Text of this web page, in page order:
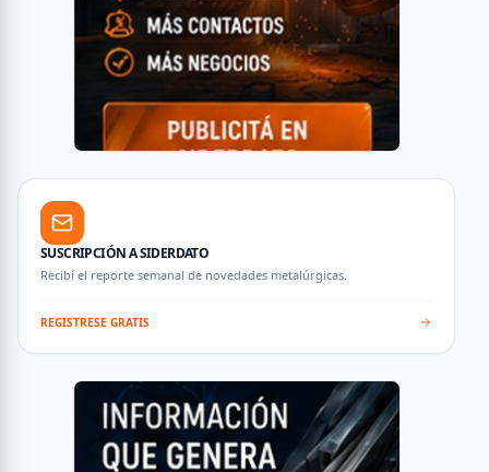
SUSCRIPCIÓN A SIDERDATO
Recibí el reporte semanal de novedades metalúrgicas.
REGISTRESE GRATIS